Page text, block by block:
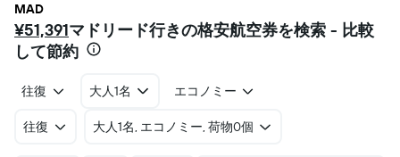
MAD
¥51,391マドリード行きの格安航空券を検索 - 比較
して節約
往復 大人1名 エコノミー
往復 ​大人1名, エコノミー, 荷物0個